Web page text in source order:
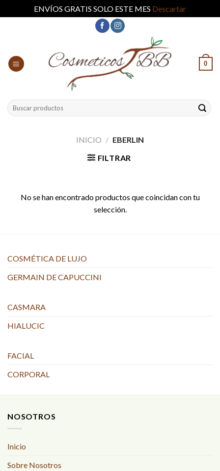
ENVÍOS GRATIS SOLO ESTE MES Descartar
0
Buscar
por:
INICIO / EBERLIN
FILTRAR
No se han encontrado productos que coincidan con tu
selección.
COSMÉTICA DE LUJO
GERMAIN DE CAPUCCINI
CASMARA
HIALUCIC
FACIAL
CORPORAL
NOSOTROS
Inicio
Sobre Nosotros